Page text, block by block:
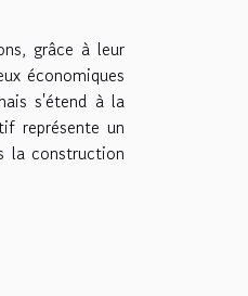
grâce à leur
économiques
s'étend à la
représente un
la construction